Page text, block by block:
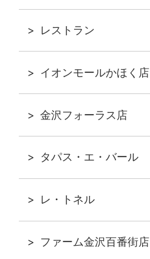
レストラン
イオンモールかほく店
金沢フォーラス店
タパス・エ・バール
レ・トネル
ファーム金沢百番街店